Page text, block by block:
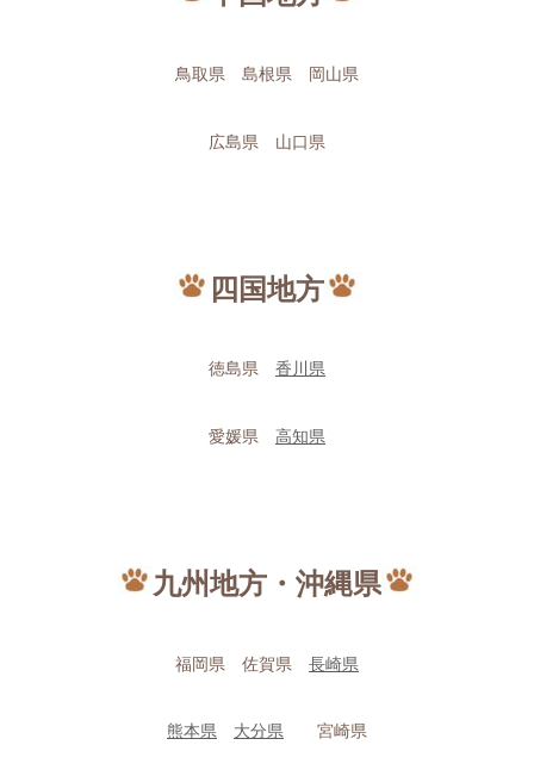
鳥取県 島根県 岡山県
広島県 山口県
四国地方
徳島県 香川県
愛媛県 高知県
九州地方・沖縄県
福岡県 佐賀県 長崎県
熊本県 大分県 宮崎県